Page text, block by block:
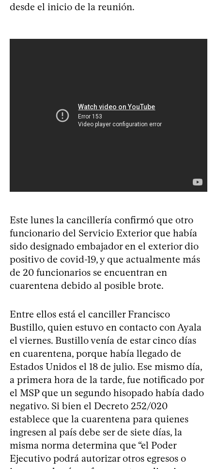
desde el inicio de la reunión.
Este lunes la cancillería confirmó que otro
funcionario del Servicio Exterior que había
sido designado embajador en el exterior dio
positivo de covid-19, y que actualmente más
de 20 funcionarios se encuentran en
cuarentena debido al posible brote.
Entre ellos está el canciller Francisco
Bustillo, quien estuvo en contacto con Ayala
el viernes. Bustillo venía de estar cinco días
en cuarentena, porque había llegado de
Estados Unidos el 18 de julio. Ese mismo día,
a primera hora de la tarde, fue notificado por
el MSP que un segundo hisopado había dado
negativo. Si bien el Decreto 252/020
establece que la cuarentena para quienes
ingresen al país debe ser de siete días, la
misma norma determina que “el Poder
Ejecutivo podrá autorizar otros egresos o